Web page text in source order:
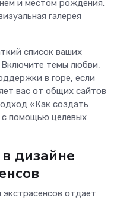
и местом рождения.
галерея
список ваших
Включите темы любви,
в горе, если
вас от общих сайтов
«Как создать
с помощью целевых
дизайне
отдает